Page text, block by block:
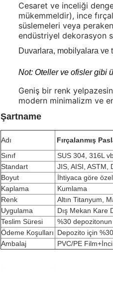
Cesaret ve inceliği
mükemmeldir), ince
süslemeleri veya
endüstriyel dekorasyon
Duvarlara, mobilyalara ve
Not: Oteller ve ofisler gibi
Geniş bir renk
modern minimalizm ve
Şartname
Adı
Fırçalanmış
Sınıf
SUS 304, 316L
Standart
JIS, AISI, ASTM,
Boyut
İhtiyaca göre
Kaplama
Kumlama
Renk
Altın Titanyum,
Uygulama
Dış Mekan Kare
Teslim Süresi
%30
Ödeme Koşulları Depozito için
Ambalaj
PVC/PE